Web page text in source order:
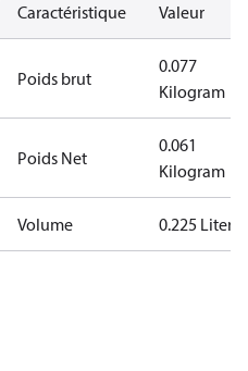
Caractéristique Valeur
Poids brut
0.077
Kilogram
Poids Net
0.061
Kilogram
Volume 0.225 Liter